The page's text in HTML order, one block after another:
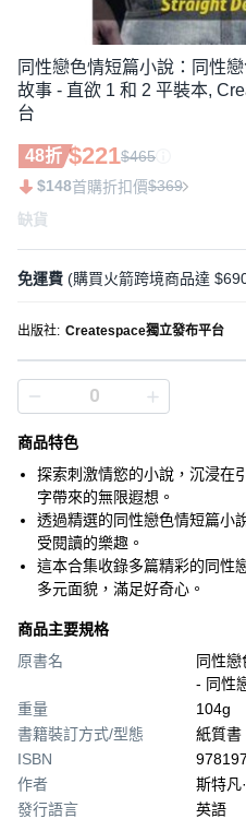
同性戀色情短篇小說：同性
故事 - 直欲 1 和 2 平裝本,
台
48折 $221$465
$148首購折扣價$369
缺貨
免運費 (購買火箭跨境商品達
出版社: Createspace獨立發布平台
商品特色
探索刺激情慾的小說，沉浸在
字帶來的無限遐想。
透過精選的同性戀色情短篇小
受閱讀的樂趣。
這本合集收錄多篇精彩的同性
多元面貌，滿足好奇心。
商品主要規格
原書名
同性
- 同性
重量
104g
書籍裝訂方式/型態
紙質書
ISBN
作者
斯特凡
發行語言
英語